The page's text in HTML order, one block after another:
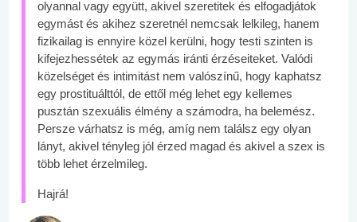
olyannal vagy együtt, akivel szeretitek és elfogadjátok
egymást és akihez szeretnél nemcsak lelkileg, hanem
fizikailag is ennyire közel kerülni, hogy testi szinten is
kifejezhessétek az egymás iránti érzéseiteket. Valódi
közelséget és intimitást nem valószínű, hogy kaphatsz
egy prostituálttól, de ettől még lehet egy kellemes
pusztán szexuális élmény a számodra, ha belemész.
Persze várhatsz is még, amíg nem találsz egy olyan
lányt, akivel tényleg jól érzed magad és akivel a szex is
több lehet érzelmileg.
Hajrá!